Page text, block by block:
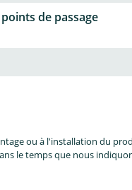
de passage
ou à l'installation du
le temps que nous